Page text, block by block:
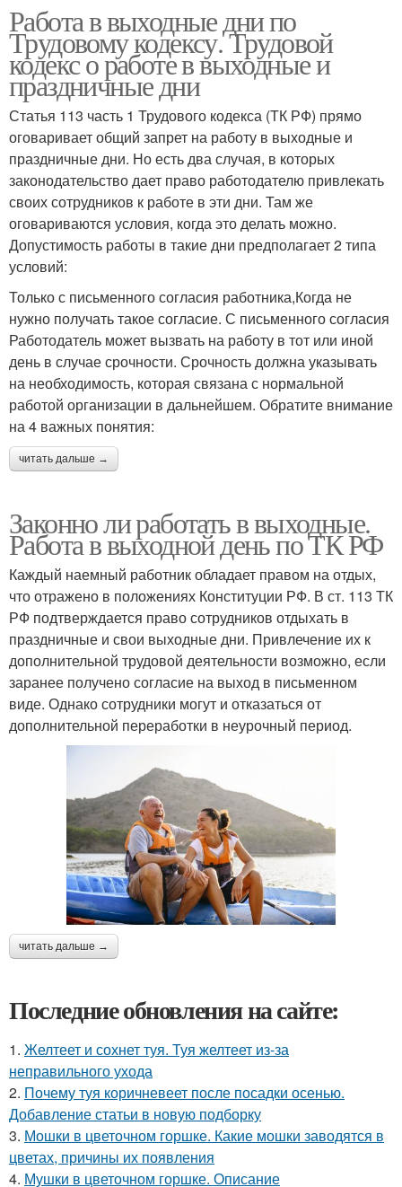
Работа в выходные дни по
Трудовому кодексу. Трудовой
кодекс о работе в выходные и
праздничные дни
Статья 113 часть 1 Трудового кодекса (ТК РФ) прямо
оговаривает общий запрет на работу в выходные и
праздничные дни. Но есть два случая, в которых
законодательство дает право работодателю привлекать
своих сотрудников к работе в эти дни. Там же
оговариваются условия, когда это делать можно.
Допустимость работы в такие дни предполагает 2 типа
условий:
Только с письменного согласия работника,Когда не
нужно получать такое согласие. С письменного согласия
Работодатель может вызвать на работу в тот или иной
день в случае срочности. Срочность должна указывать
на необходимость, которая связана с нормальной
работой организации в дальнейшем. Обратите внимание
на 4 важных понятия:
читать дальше →
Законно ли работать в выходные.
Работа в выходной день по ТК РФ
Каждый наемный работник обладает правом на отдых,
что отражено в положениях Конституции РФ. В ст. 113 ТК
РФ подтверждается право сотрудников отдыхать в
праздничные и свои выходные дни. Привлечение их к
дополнительной трудовой деятельности возможно, если
заранее получено согласие на выход в письменном
виде. Однако сотрудники могут и отказаться от
дополнительной переработки в неурочный период.
читать дальше →
Последние обновления на сайте:
1. Желтеет и сохнет туя. Туя желтеет из-за
неправильного ухода
2. Почему туя коричневеет после посадки осенью.
Добавление статьи в новую подборку
3. Мошки в цветочном горшке. Какие мошки заводятся в
цветах, причины их появления
4. Мушки в цветочном горшке. Описание